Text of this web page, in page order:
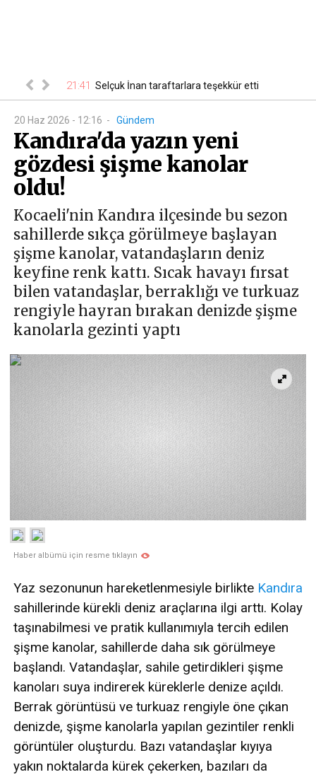
belli oldu 21:41 Selçuk İnan taraftarlara teşekkür etti
20 Haz 2026 - 12:16 - Gündem
Kandıra'da yazın yeni
gözdesi şişme kanolar
oldu!
Kocaeli'nin Kandıra ilçesinde bu sezon
sahillerde sıkça görülmeye başlayan
şişme kanolar, vatandaşların deniz
keyfine renk kattı. Sıcak havayı fırsat
bilen vatandaşlar, berraklığı ve turkuaz
rengiyle hayran bırakan denizde şişme
kanolarla gezinti yaptı
Haber albümü için resme tıklayın
Yaz sezonunun hareketlenmesiyle birlikte Kandıra
sahillerinde kürekli deniz araçlarına ilgi arttı. Kolay
taşınabilmesi ve pratik kullanımıyla tercih edilen
şişme kanolar, sahillerde daha sık görülmeye
başlandı. Vatandaşlar, sahile getirdikleri şişme
kanoları suya indirerek küreklerle denize açıldı.
Berrak görüntüsü ve turkuaz rengiyle öne çıkan
denizde, şişme kanolarla yapılan gezintiler renkli
görüntüler oluşturdu. Bazı vatandaşlar kıyıya
yakın noktalarda kürek çekerken, bazıları da